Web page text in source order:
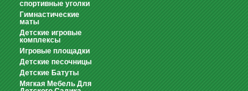
спортивные уголки
Гимнастические
маты
Детские игровые
комплексы
Игровые площадки
Детские песочницы
Детские Батуты
Мягкая Мебель Для